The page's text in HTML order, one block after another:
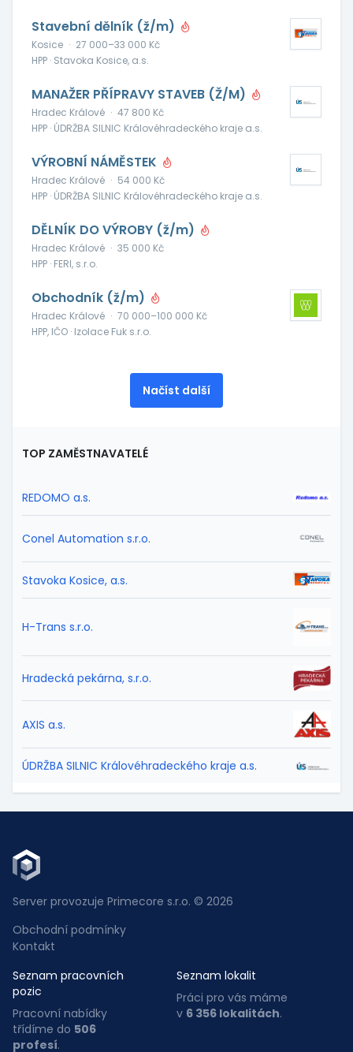
Stavební dělník (ž/m)
Kosice · 27 000–33 000 Kč
HPP · Stavoka Kosice, a.s.
MANAŽER PŘÍPRAVY STAVEB (Ž/M)
Hradec Králové · 47 800 Kč
HPP · ÚDRŽBA SILNIC Královéhradeckého kraje a.s.
VÝROBNÍ NÁMĚSTEK
Hradec Králové · 54 000 Kč
HPP · ÚDRŽBA SILNIC Královéhradeckého kraje a.s.
DĚLNÍK DO VÝROBY (ž/m)
Hradec Králové · 35 000 Kč
HPP · FERI, s.r.o.
Obchodník (ž/m)
Hradec Králové · 70 000–100 000 Kč
HPP, IČO · Izolace Fuk s.r.o.
Načíst další
TOP ZAMĚSTNAVATELÉ
REDOMO a.s.
Conel Automation s.r.o.
Stavoka Kosice, a.s.
H-Trans s.r.o.
Hradecká pekárna, s.r.o.
AXIS a.s.
ÚDRŽBA SILNIC Královéhradeckého kraje a.s.
Server provozuje Primecore s.r.o. © 2026
Obchodní podmínky
Kontakt
Seznam pracovních
pozic
Pracovní nabídky
třídíme do 506
profesí.
Seznam lokalit
Práci pro vás máme
v 6 356 lokalitách.